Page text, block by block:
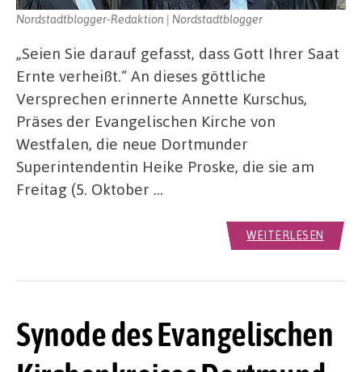
Nordstadtblogger-Redaktion | Nordstadtblogger
„Seien Sie darauf gefasst, dass Gott Ihrer Saat
Ernte verheißt.“ An dieses göttliche
Versprechen erinnerte Annette Kurschus,
Präses der Evangelischen Kirche von
Westfalen, die neue Dortmunder
Superintendentin Heike Proske, die sie am
Freitag (5. Oktober …
WEITERLESEN
Synode des Evangelischen